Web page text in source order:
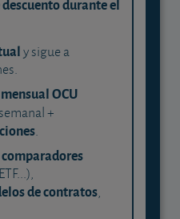
descuento durante el
y sigue a
OCU
+
.
comparadores
de contratos,